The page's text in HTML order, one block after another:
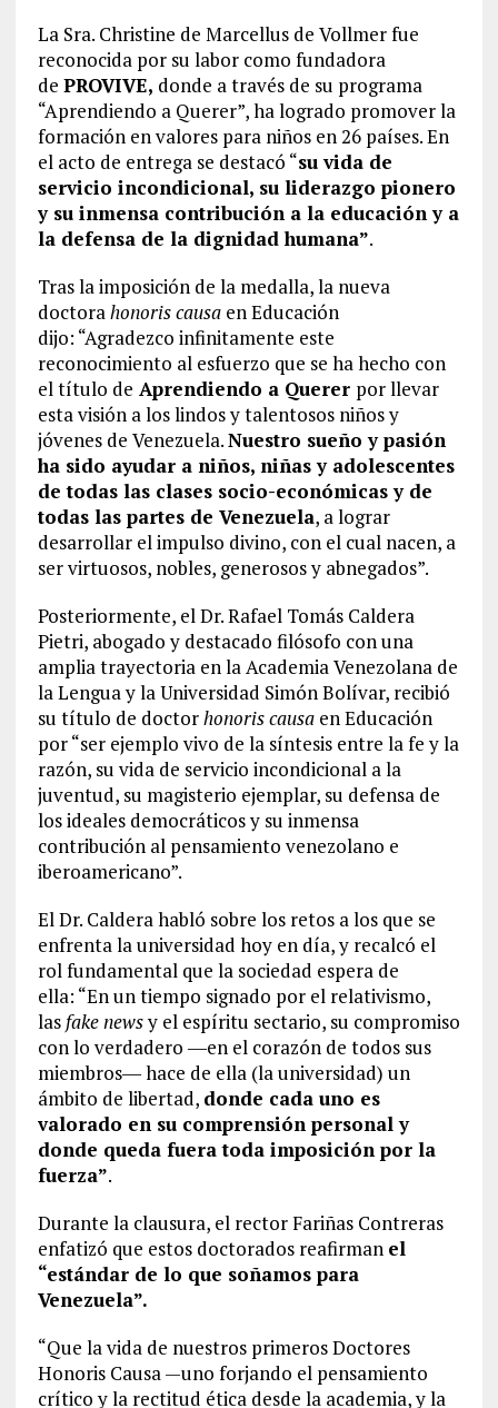
La Sra. Christine de Marcellus de Vollmer fue
reconocida por su labor como fundadora
de PROVIVE, donde a través de su programa
“Aprendiendo a Querer”, ha logrado promover la
formación en valores para niños en 26 países. En
el acto de entrega se destacó “su vida de
servicio incondicional, su liderazgo pionero
y su inmensa contribución a la educación y a
la defensa de la dignidad humana”.
Tras la imposición de la medalla, la nueva
doctorahonoris causaen Educación
dijo: “Agradezco infinitamente este
reconocimiento al esfuerzo que se ha hecho con
el título de Aprendiendo a Querer por llevar
esta visión a los lindos y talentosos niños y
jóvenes de Venezuela.Nuestro sueño y pasión
ha sido ayudar a niños, niñas y adolescentes
de todas las clases socio-económicas y de
todas las partes de Venezuela, a lograr
desarrollar el impulso divino, con el cual nacen, a
ser virtuosos, nobles, generosos y abnegados”.
Posteriormente, el Dr. Rafael Tomás Caldera
Pietri, abogado y destacado filósofo con una
amplia trayectoria en la Academia Venezolana de
la Lengua y la Universidad Simón Bolívar, recibió
su título de doctorhonoris causaen Educación
por “ser ejemplo vivo de la síntesis entre la fe y la
razón, su vida de servicio incondicional a la
juventud, su magisterio ejemplar, su defensa de
los ideales democráticos y su inmensa
contribución al pensamiento venezolano e
iberoamericano”.
El Dr. Caldera habló sobre los retos a los que se
enfrenta la universidad hoy en día, y recalcó el
rol fundamental que la sociedad espera de
ella: “En un tiempo signado por el relativismo,
las fake newsy el espíritu sectario, su compromiso
con lo verdadero ―en el corazón de todos sus
miembros― hace de ella (la universidad) un
ámbito de libertad, donde cada uno es
valorado en su comprensión personal y
donde queda fuera toda imposición por la
fuerza”.
Durante la clausura, el rector Fariñas Contreras
enfatizó que estos doctorados reafirman el
“estándar de lo que soñamos para
Venezuela”.
“Que la vida de nuestros primeros Doctores
Honoris Causa —uno forjando el pensamiento
crítico y la rectitud ética desde la academia, y la